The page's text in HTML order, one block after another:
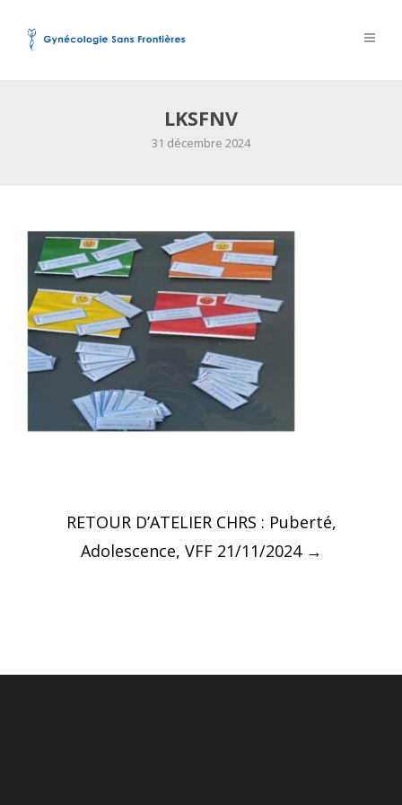
LKSFNV
31 décembre 2024
Post
navigation
RETOUR D’ATELIER CHRS : Puberté,
Adolescence, VFF 21/11/2024 →